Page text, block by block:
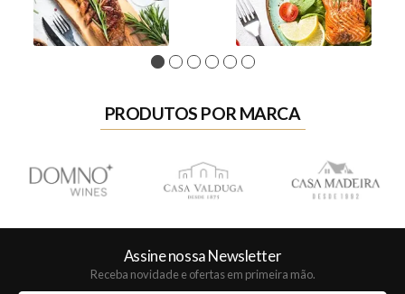
1 2 3 4 5 6
PRODUTOS POR MARCA
Assine nossa Newsletter
Receba novidade e ofertas em primeira mão.